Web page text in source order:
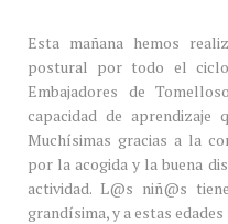
Esta mañana hemos
postural por todo el
Embajadores de
capacidad de aprendizaje
Muchísimas gracias a la
por la acogida y la buena
actividad. L@s niñ@s
grandísima, y a estas